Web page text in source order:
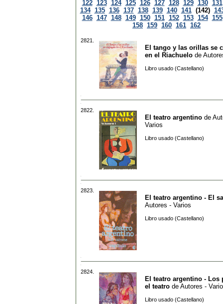
122 123 124 125 126 127 128 129 130 131
134 135 136 137 138 139 140 141 (142)
146 147 148 149 150 151 152 153 154 155
158 159 160 161 162
2821.
El tango y las orillas se
en el Riachuelo de
Libro usado (Castellano)
2822.
El teatro argentino de
Varios
Libro usado (Castellano)
2823.
El teatro argentino - El
Autores - Varios
Libro usado (Castellano)
2824.
El teatro argentino - Los
el teatro de Autores -
Libro usado (Castellano)